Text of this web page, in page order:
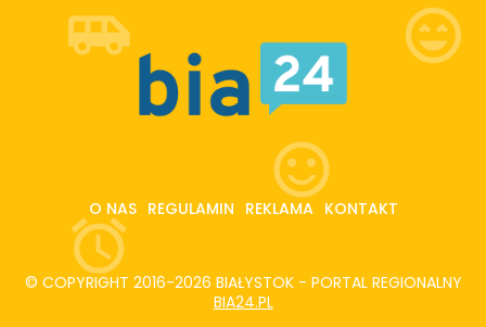
O NAS REGULAMIN REKLAMA KONTAKT
© COPYRIGHT 2016-2026 BIAŁYSTOK - PORTAL REGIONALNY
BIA24.PL